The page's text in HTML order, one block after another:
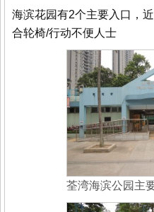
海滨花园有2个主要入口，
合轮椅/行动不便人士
荃湾海滨公园主